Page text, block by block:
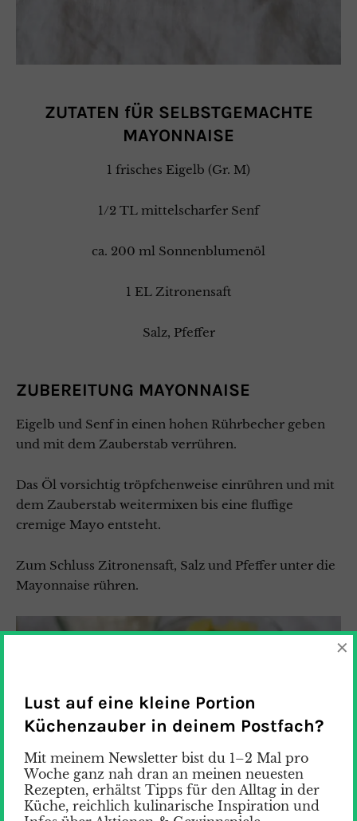
ZUTATEN fÜR SELBSTGEMACHTE
MAYONNAISE
1 frisches Eigelb (Gr. M)
1/2 TL mittelscharfer Senf
ca. 200 ml Sonnenblumenöl
1 EL Zitronensaft
Salz, Pfeffer
ZUBEREITUNG MAYONNAISE
Eigelb und Senf in einen hohen Rührbecher geben
und mit dem Zauberstab verrühren.
Das Öl vorsichtig tröpfchenweise einrühren und mit
dem Zauberstab weitermixen bis eine fluffige
cremige Mayo entsteht.
Zum Schluss Zitronensaft, Salz und Pfeffer unter die
Mayonnaise rühren.
Lust auf eine kleine Portion
Küchenzauber in deinem Postfach?
Mit meinem Newsletter bist du 1–2 Mal pro
Woche ganz nah dran an meinen neuesten
Rezepten, erhältst Tipps für den Alltag in der
Küche, reichlich kulinarische Inspiration und
×